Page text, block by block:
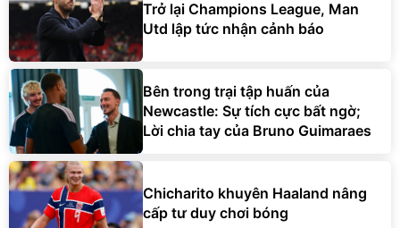
Trở lại Champions League, Man
Utd lập tức nhận cảnh báo
Bên trong trại tập huấn của
Newcastle: Sự tích cực bất ngờ;
Lời chia tay của Bruno Guimaraes
Chicharito khuyên Haaland nâng
cấp tư duy chơi bóng